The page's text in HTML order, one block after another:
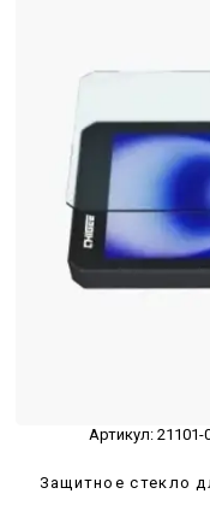
Артикул: 21101-
Защитное стекло